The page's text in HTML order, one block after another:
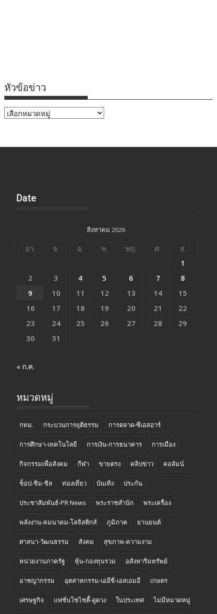
หัวข้อข่าว
หัวข้อ
Date
สิงหาคม 2026
อา. จ. อ. พ. พฤ. ศ.
ส.
1
2
3 4 5 6 7
8
9
10 11 12 13 14
15
16
17 18 19 20 21
22
23
24 25 26 27 28
29
30
31
« ก.ค.
หมวดหมู่
กทม. กระบวนการยุติธรรม การตลาด-ซีเอสอาร์
การศึกษา-เทคโนโลยี การเงิน-การธนาคาร การเมือง
กิจกรรมเพื่อสังคม กีฬา ขายตรง คลิปข่าว คอลัมน์
ช็อป-ชิม-ชิล ท่องเที่ยว บันเทิง ประกัน
ประชาสัมพันธ์-PR News พระราชสำนัก พระเครื่อง
พลังงาน-คมนาคม-โลจิสติกส์ ภูมิภาค ยานยนต์
ศาสนา-วัฒนธรรม สังคม สุขภาพ-ความงาม
หน่วยงานภาครัฐ หุ้น-กองทุนรวม อสังหาริมทรัพย์
อาชญากรรม อุตสาหกรรม-เออีซี-เอสเอมอี เกษตร
เศรษฐกิจ แฟชั่นโซไซตี้-ดูดวง ในประเทศ ไม่มีหมวดหมู่